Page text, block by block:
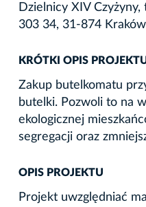
Dzielnicy XIV
303 34, 31-874 Kraków
KRÓTKI OPIS
Zakup butelkomatu
butelki. Pozwoli to na
ekologicznej
segregacji oraz
OPIS PROJEKTU
Projekt uwzględniać